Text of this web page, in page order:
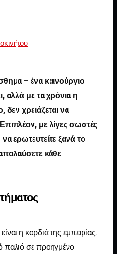
– ένα καινούργιο
αλλά με τα χρόνια η
δεν χρειάζεται να
με λίγες σωστές
ερωτευτείτε ξανά το
κάθε
η καρδιά της εμπειρίας.
παλιό σε προηγμένο